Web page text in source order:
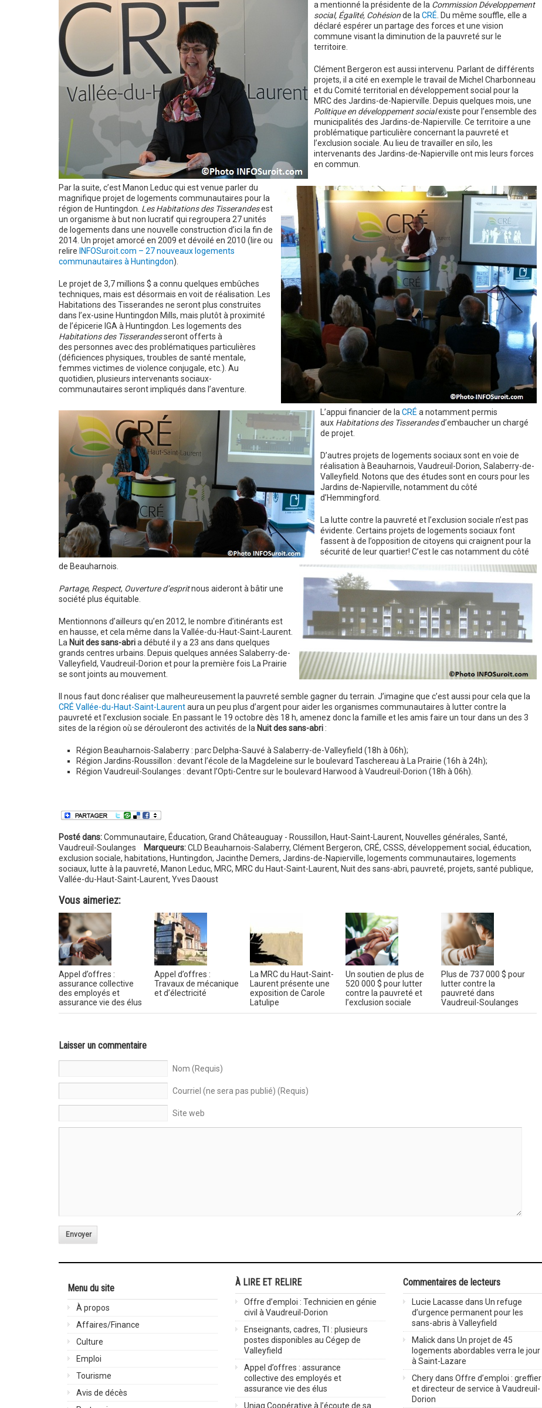
a mentionné la présidente de la Commission Développement
social, Égalité, Cohésionde laCRÉ. Du même souffle, elle a
déclaré espérer un partage des forces et une vision
commune visant la diminution de la pauvreté sur le
territoire.
Clément Bergeron est aussi intervenu. Parlant de différents
projets, il a cité en exemple le travail de Michel Charbonneau
et du Comité territorial en développement social pour la
MRC des Jardins-de-Napierville. Depuis quelques mois, une
Politique en développement socialexiste pour l’ensemble des
municipalités des Jardins-de-Napierville. Ce territoire a une
problématique particulière concernant la pauvreté et
l’exclusion sociale. Au lieu de travailler en silo, les
intervenants des Jardins-de-Napierville ont mis leurs forces
en commun.
Par la suite, c’est Manon Leduc qui est venue parler du
magnifique projet de logements communautaires pour la
région de Huntingdon. Les Habitations des Tisserandesest
un organisme à but non lucratif qui regroupera 27 unités
de logements dans une nouvelle construction d’ici la fin de
2014. Un projet amorcé en 2009 et dévoilé en 2010 (lire ou
relire INFOSuroit.com – 27 nouveaux logements
communautaires à Huntingdon).
Le projet de 3,7 millions $ a connu quelques embûches
techniques, mais est désormais en voit de réalisation. Les
Habitations des Tisserandes ne seront plus construites
dans l’ex-usine Huntingdon Mills, mais plutôt à proximité
de l’épicerie IGA à Huntingdon. Les logements des
Habitations des Tisserandesseront offerts à
des personnes avec des problématiques particulières
(déficiences physiques, troubles de santé mentale,
femmes victimes de violence conjugale, etc.). Au
quotidien, plusieurs intervenants sociaux-
communautaires seront impliqués dans l’aventure.
L’appui financier de la CRÉ a notamment permis
aux Habitations des Tisserandesd’embaucher un chargé
de projet.
D’autres projets de logements sociaux sont en voie de
réalisation à Beauharnois, Vaudreuil-Dorion, Salaberry-de-
Valleyfield. Notons que des études sont en cours pour les
Jardins de-Napierville, notamment du côté
d’Hemmingford.
La lutte contre la pauvreté et l’exclusion sociale n’est pas
évidente. Certains projets de logements sociaux font
fassent à de l’opposition de citoyens qui craignent pour la
sécurité de leur quartier! C’est le cas notamment du côté
de Beauharnois.
Partage, Respect, Ouverture d’espritnous aideront à bâtir une
société plus équitable.
Mentionnons d’ailleurs qu’en 2012, le nombre d’itinérants est
en hausse, et cela même dans la Vallée-du-Haut-Saint-Laurent.
La Nuit des sans-abria débuté il y a 23 ans dans quelques
grands centres urbains. Depuis quelques années Salaberry-de-
Valleyfield, Vaudreuil-Dorion et pour la première fois La Prairie
se sont joints au mouvement.
Il nous faut donc réaliser que malheureusement la pauvreté semble gagner du terrain. J’imagine que c’est aussi pour cela que la
CRÉ Vallée-du-Haut-Saint-Laurentaura un peu plus d’argent pour aider les organismes communautaires à lutter contre la
pauvreté et l’exclusion sociale. En passant le 19 octobre dès 18 h, amenez donc la famille et les amis faire un tour dans un des 3
sites de la région où se dérouleront des activités de la Nuit des sans-abri:
Région Beauharnois-Salaberry : parc Delpha-Sauvé à Salaberry-de-Valleyfield (18h à 06h);
Région Jardins-Roussillon : devant l’école de la Magdeleine sur le boulevard Taschereau à La Prairie (16h à 24h);
Région Vaudreuil-Soulanges : devant l’Opti-Centre sur le boulevard Harwood à Vaudreuil-Dorion (18h à 06h).
Posté dans:Communautaire, Éducation, Grand Châteauguay - Roussillon, Haut-Saint-Laurent, Nouvelles générales, Santé,
Vaudreuil-Soulanges
Marqueurs: CLD Beauharnois-Salaberry, Clément Bergeron, CRÉ, CSSS, développement social , éducation,
exclusion sociale, habitations, Huntingdon, Jacinthe Demers, Jardins-de-Napierville, logements communautaires, logements
sociaux, lutte à la pauvreté, Manon Leduc, MRC, MRC du Haut-Saint-Laurent, Nuit des sans-abri, pauvreté, projets, santé publique,
Vallée-du-Haut-Saint-Laurent, Yves Daoust
Vous aimeriez:
Appel d’offres :
assurance collective
des employés et
assurance vie des élus
Appel d’offres :
Travaux de mécanique
et d’électricité
La MRC du Haut-Saint-
Laurent présente une
exposition de Carole
Latulipe
Un soutien de plus de
520 000 $ pour lutter
contre la pauvreté et
l’exclusion sociale
Plus de 737 000 $ pour
lutter contre la
pauvreté dans
Vaudreuil-Soulanges
Laisser un commentaire
Nom (Requis)
Courriel (ne sera pas publié) (Requis)
Site web
Envoyer
Menu du site
À propos
Affaires/Finance
Culture
Emploi
Tourisme
Avis de décès
À LIRE ET RELIRE
Offre d’emploi : Technicien en génie
civil à Vaudreuil-Dorion
Enseignants, cadres, TI : plusieurs
postes disponibles au Cégep de
Valleyfield
Appel d’offres : assurance
collective des employés et
assurance vie des élus
Uniag Coopérative à l’écoute de sa
Commentaires de lecteurs
Lucie Lacasse dans Un refuge
d’urgence permanent pour les
sans-abris à Valleyfield
Malickdans Un projet de 45
logements abordables verra le jour
à Saint-Lazare
Cherydans Offre d’emploi : greffier
et directeur de service à Vaudreuil-
Dorion